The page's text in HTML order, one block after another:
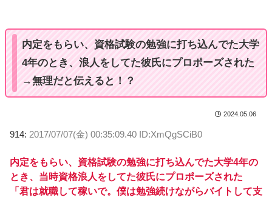
内定をもらい、資格試験の勉強に打ち込んでた大学
4年のとき、浪人をしてた彼氏にプロポーズされた
→無理だと伝えると！？
2024.05.06
914: 2017/07/07(金) 00:35:09.40 ID:XmQgSCiB0
内定をもらい、資格試験の勉強に打ち込んでた大学4年の
とき、当時資格浪人をしてた彼氏にプロポーズされた
「君は就職して稼いで。僕は勉強続けながらバイトして支